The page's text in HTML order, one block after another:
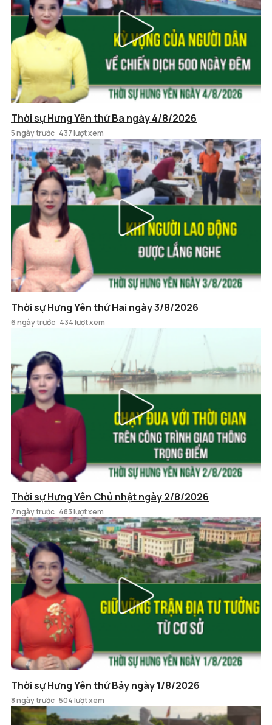
Thời sự Hưng Yên thứ Ba ngày 4/8/2026
5 ngày trước 437 lượt xem
Thời sự Hưng Yên thứ Hai ngày 3/8/2026
6 ngày trước 434 lượt xem
Thời sự Hưng Yên Chủ nhật ngày 2/8/2026
7 ngày trước 483 lượt xem
Thời sự Hưng Yên thứ Bảy ngày 1/8/2026
8 ngày trước 504 lượt xem